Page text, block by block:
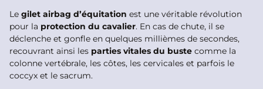
Le gilet airbag d’équitation est une véritable révolution
pour la protection du cavalier. En cas de chute, il se
déclenche et gonfle en quelques millièmes de secondes,
recouvrant ainsi les parties vitales du buste comme la
colonne vertébrale, les côtes, les cervicales et parfois le
coccyx et le sacrum.